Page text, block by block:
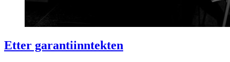
Etter garantiinntekten